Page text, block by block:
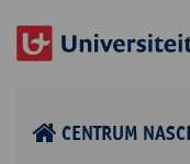
CENTRUM